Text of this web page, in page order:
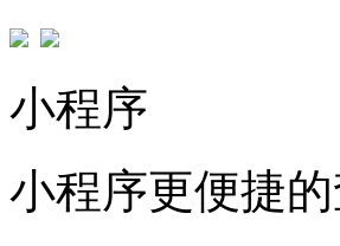
小程序
小程序更便捷